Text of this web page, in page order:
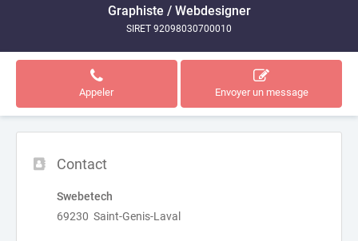
Graphiste / Webdesigner
SIRET 92098030700010
Appeler Envoyer un message
Contact
Swebetech
69230 Saint-Genis-Laval